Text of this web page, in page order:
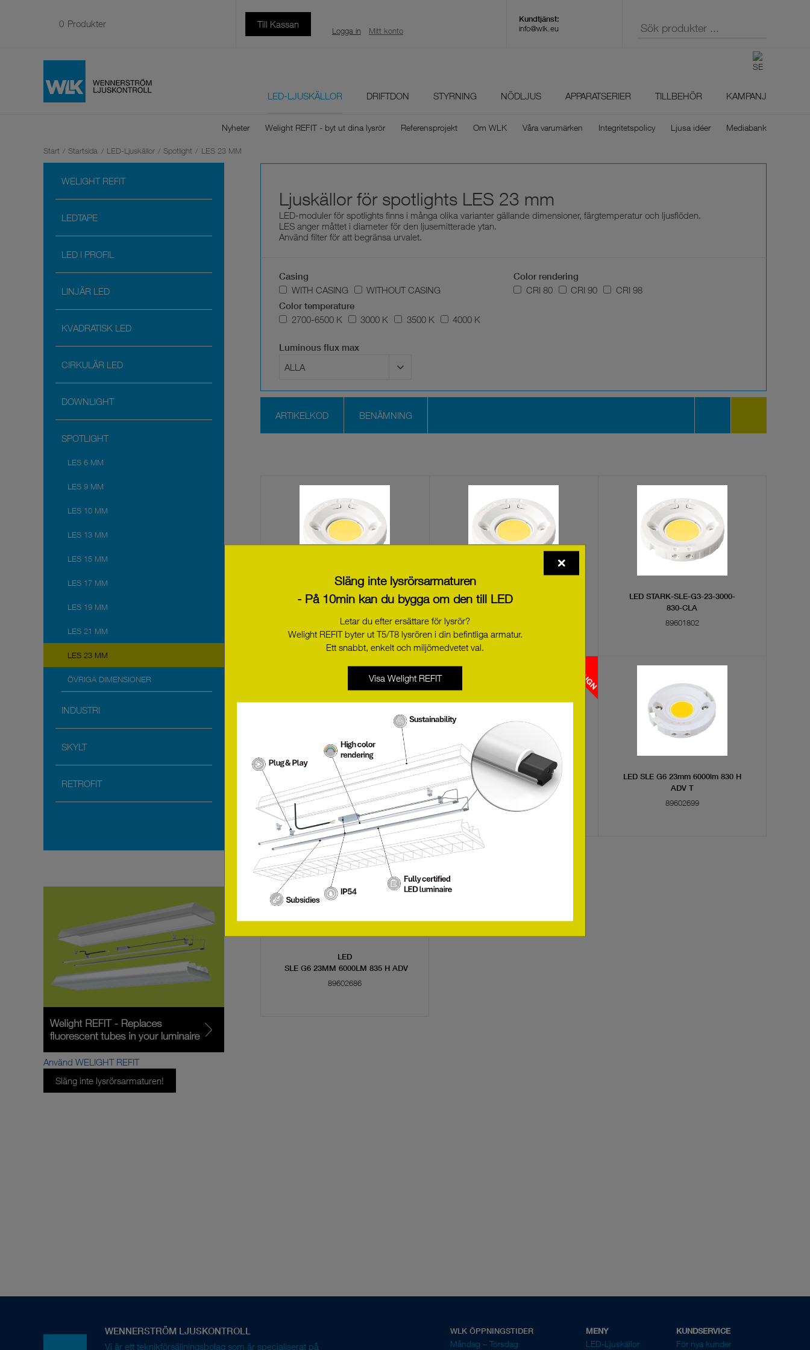
info@wlk.eu
0 Produkter Till Kassan
Logga in Mitt konto
LED-LJUSKÄLLOR
WELIGHT REFIT
LEDTAPE
LED I PROFIL
LINJÄR LED
KVADRATISK LED
CIRKULÄR LED
DOWNLIGHT
SPOTLIGHT
LES 6 MM
LES 9 MM
LES 10 MM
LES 13 MM
LES 15 MM
LES 17 MM
LES 19 MM
LES 21 MM
LES 23 MM
ÖVRIGA DIMENSIONER
INDUSTRI
SKYLT
RETROFIT
DRIFTDON STYRNING NÖDLJUS APPARATSERIER TILLBEHÖR KAMPANJ
Nyheter Welight REFIT - byt ut dina lysrör Referensprojekt Om WLK Våra varumärken Integritetspolicy Ljusa idéer Mediabank
Start / Startsida / LED-Ljuskällor / Spotlight / LES 23 MM
Ljuskällor för spotlights LES 23 mm
LED-moduler för spotlights finns i många olika varianter gällande dimensioner, färgtemperatur och ljusflöden.
LES anger måttet i diameter för den ljusemitterade ytan.
Använd filter för att begränsa urvalet.
Casing
WITH CASING WITHOUT CASING
Color rendering
CRI 80 CRI 90 CRI 98
Color temperature
2700-6500 K 3000 K 3500 K 4000 K
Luminous flux max
ARTIKELKOD BENÄMNING
LED STARK-SLE-G2-LES23-830-
89601634
LED STARK-SLE-G2-LES23-840-
LED STARK-SLE-G3-23-3000-
830-CLA
89601802
LED STARK-SLE-2000-927-965-
PRE-W/O H-KIT
89601743
LED SLE G5 23mm 6000lm 930
ART H EXC
LED SLE G6 23mm 6000lm 830 H
ADV T
89602699
LED
SLE G6 23MM 6000LM 835 H ADV
89602686
Använd WELIGHT REFIT
Släng inte lysrörsarmaturen!
Vi är ett teknikförsäljningsbolag som är specialiserat på
WLK ÖPPNINGSTIDER
Måndag – Torsdag
MENY
LED-Ljuskällor
KUNDSERVICE
För nya kunder
Släng inte lysrörsarmaturen
- På 10min kan du bygga om den till LED
Letar du efter ersättare för lysrör?
Welight REFIT byter ut T5/T8 lysrören i din befintliga armatur.
Ett snabbt, enkelt och miljömedvetet val.
Visa Welight REFIT